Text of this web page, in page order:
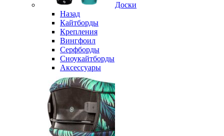
Доски
Назад
Кайтборды
Крепления
Вингфоил
Серфборды
Сноукайтборды
Аксессуары